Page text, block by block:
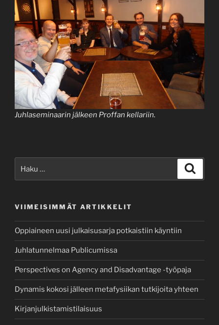
Juhlaseminaarin jälkeen Proffan kellariin.
VIIMEISIMMÄT ARTIKKELIT
Oppiaineen uusi julkaisusarja potkaistiin käyntiin
Juhlatunnelmaa Publicumissa
Perspectives on Agency and Disadvantage -työpaja
Dynamis kokosi jälleen metafysiikan tutkijoita yhteen
Kirjanjulkistamistilaisuus